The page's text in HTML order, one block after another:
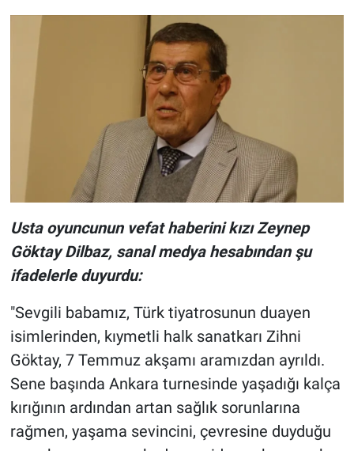
Usta oyuncunun vefat haberini kızı Zeynep
Göktay Dilbaz, sanal medya hesabından şu
ifadelerle duyurdu:
"Sevgili babamız, Türk tiyatrosunun duayen
isimlerinden, kıymetli halk sanatkarı Zihni
Göktay, 7 Temmuz akşamı aramızdan ayrıldı.
Sene başında Ankara turnesinde yaşadığı kalça
kırığının ardından artan sağlık sorunlarına
rağmen, yaşama sevincini, çevresine duyduğu